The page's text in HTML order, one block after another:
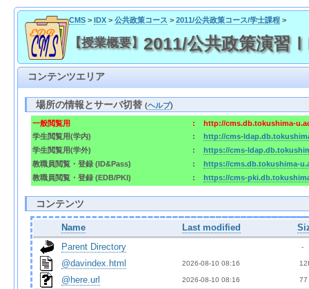
CMS> IDX> 公共政策コース > 2011/公共政策コース/学士課程>
【授業概要】 2011/公共政策演習
コンテンツエリア
場所の情報とサーバ切替(ヘルプ)
一般閲覧用 :
http://cms.db.tokushima-
学生閲覧用(学内)
:
http://cms-
学生閲覧用(学外)
:
https://cms-
教職員閲覧・登録 (ID&Pass)
:
https://cms.db.tokushima-
教職員閲覧・登録 (EDB/PKI)
: https://cms-
コンテンツ
Name Last modified
Parent Directory
  -
@davindex.html 2026-08-10 08:16
@here.url 2026-08-10 08:16 77